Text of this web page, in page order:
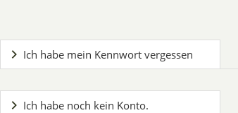
Ich habe mein Kennwort vergessen
Ich habe noch kein Konto.